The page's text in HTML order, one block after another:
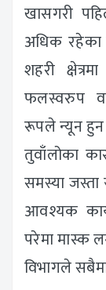
खासगरी
अधिक रहेका
शहरी
फलस्वरुप
रूपले न्यून
तुवाँलोका
समस्या जस्ता
आवश्यक
परेमा मास्क
विभागले